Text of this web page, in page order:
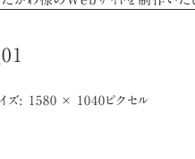
ズ: 1580 × 1040ピクセル